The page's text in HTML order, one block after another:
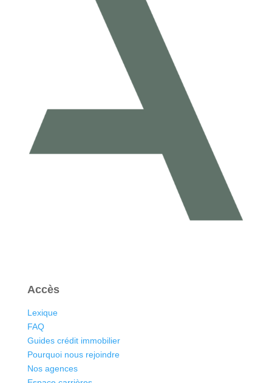
Accès
Lexique
FAQ
Guides crédit immobilier
Pourquoi nous rejoindre
Nos agences